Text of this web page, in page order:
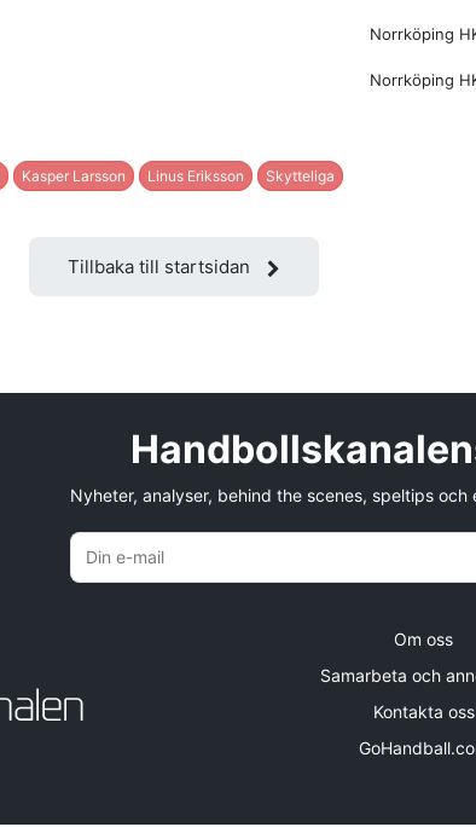
Norrköping
Norrköping
Kasper Larsson Linus Eriksson Skytteliga
Tillbaka till startsidan
Nyheter, analyser, behind the scenes, speltips
Om oss
Samarbeta och
Kontakta oss